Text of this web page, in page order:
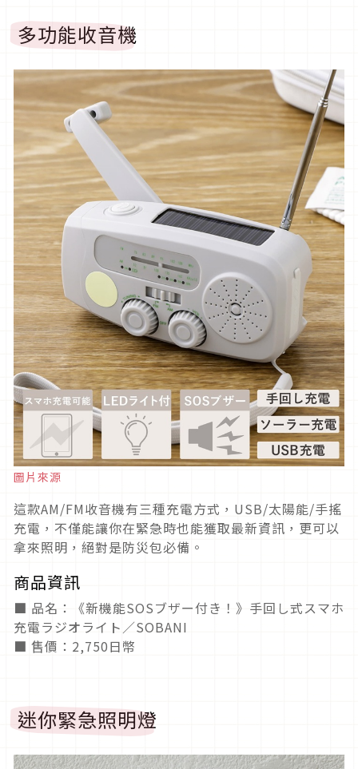
多功能收音機
圖片來源
這款AM/FM收音機有三種充電方式，USB/太陽能/手搖
充電，不僅能讓你在緊急時也能獲取最新資訊，更可以
拿來照明，絕對是防災包必備。
商品資訊
■ 品名：《新機能SOSブザー付き！》手回し式スマホ
充電ラジオライト／SOBANI
■ 售價：2,750日幣
迷你緊急照明燈